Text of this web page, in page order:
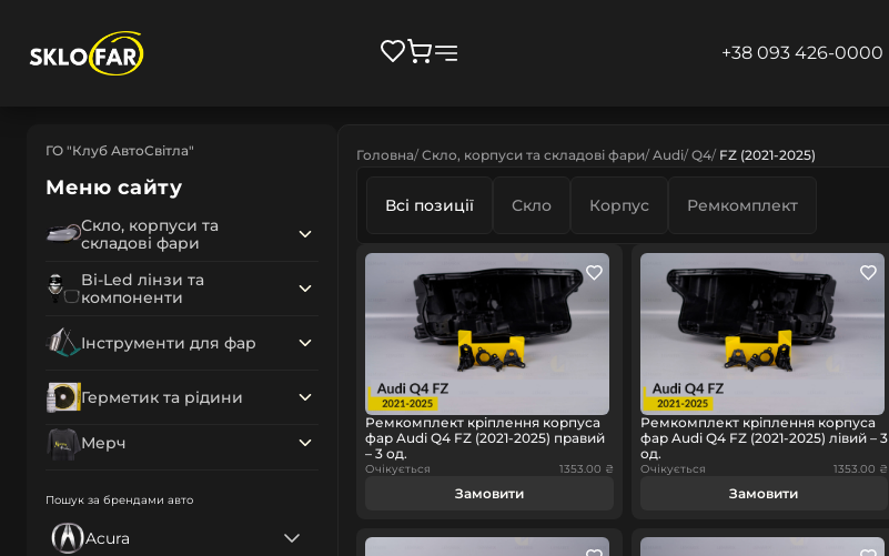
+38 093 426-0000
ГО "Клуб АвтоСвітла"
Меню сайту
Скло, корпуси та
складові фари
Bi-Led лінзи та
компоненти
Інструменти для фар
Герметик та рідини
Мерч
Пошук за брендами авто
Acura
Головна Скло, корпуси та складові фари Audi Q4 FZ (2021-2025)
Всі позиції Скло Корпус Ремкомплект
Ремкомплект кріплення корпуса
фар Audi Q4 FZ (2021-2025) правий
– 3 од.
Очікується 1353.00 ₴
Замовити
Ремкомплект кріплення корпуса
фар Audi Q4 FZ (2021-2025) лівий – 3
од.
Очікується 1353.00 ₴
Замовити